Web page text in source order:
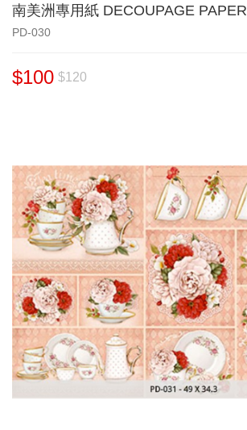
南美洲專用紙 DECOUPAGE PAPER
PD-030
$100 $120